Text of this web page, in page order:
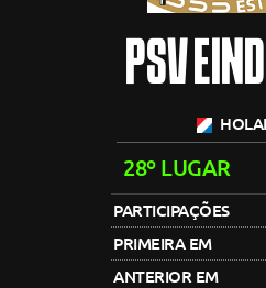
PSV
28º LUGAR
PARTICIPAÇÕES
PRIMEIRA EM
ANTERIOR EM